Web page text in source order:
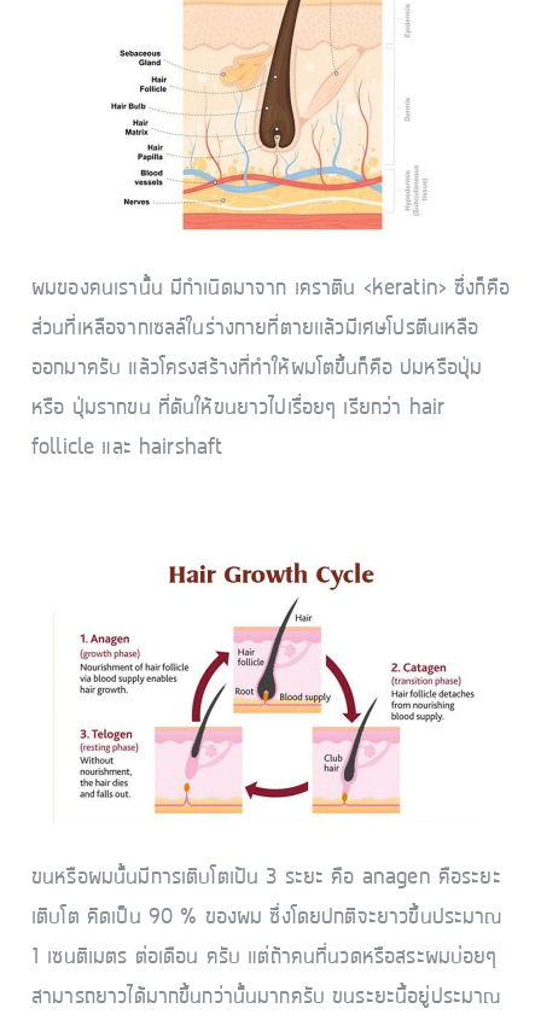
ผมของคนเรานั้น มีกำเนิดมาจาก เคราติน <keratin> ซึ่งก็คือ
ส่วนที่เหลือจากเซลล์ในร่างกายที่ตายเเล้วมีเศษโปรตีนเหลือ
ออกมาครับ แล้วโครงสร้างที่ทำให้ผมโตขึ้นก็คือ ปมหรือปุ่ม
หรือ ปุ่มรากขน ที่ดันให้ขนยาวไปเรื่อยๆ เรียกว่า hair
follicle และ hairshaft
ขนหรือผมนั้นมีการเติบโตเป้น 3 ระยะ คือ anagen คือระยะ
เติบโต คิดเป็น 90 % ของผม ซึ่งโดยปกติจะยาวขึ้นประมาณ
1 เซนติเมตร ต่อเดือน ครับ แต่ถ้าคนที่นวดหรือสระผมบ่อยๆ
สามารถยาวได้มากขึ้นกว่านั้นมากครับ ขนระยะนี้อยู่ประมาณ